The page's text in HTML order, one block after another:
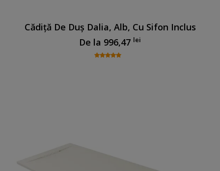
Cădiță De Duș Dalia, Alb, Cu Sifon Inclus
De la 996,47 lei